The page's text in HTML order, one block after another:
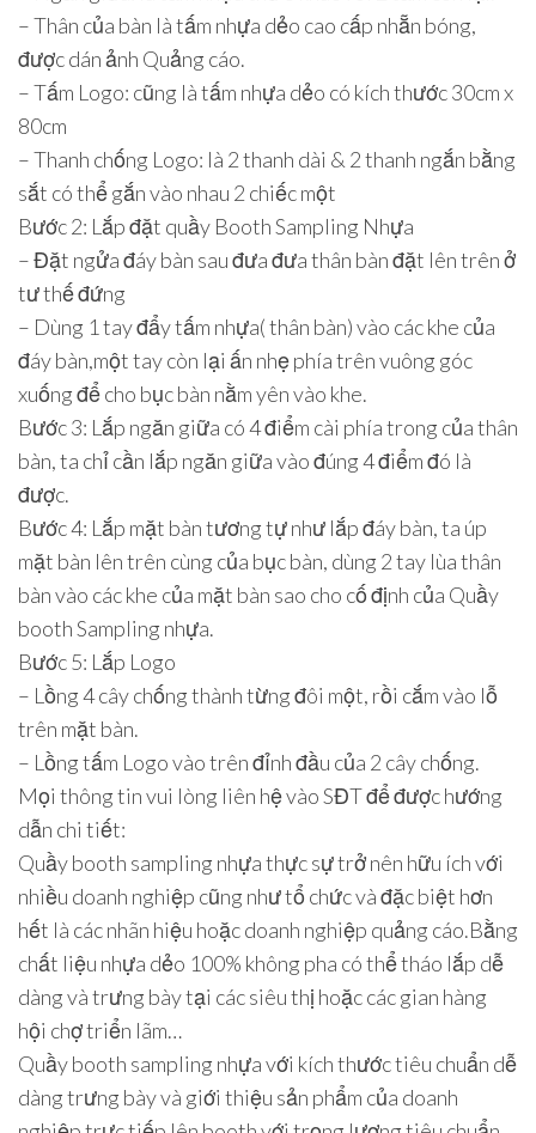
– Thân của bàn là tấm nhựa dẻo cao cấp nhẵn bóng,
được dán ảnh Quảng cáo.
– Tấm Logo: cũng là tấm nhựa dẻo có kích thước 30cm x
80cm
– Thanh chống Logo: là 2 thanh dài & 2 thanh ngắn bằng
sắt có thể gắn vào nhau 2 chiếc một
Bước 2: Lắp đặt quầy Booth Sampling Nhựa
– Đặt ngửa đáy bàn sau đưa đưa thân bàn đặt lên trên ở
tư thế đứng
– Dùng 1 tay đẩy tấm nhựa( thân bàn) vào các khe của
đáy bàn,một tay còn lại ấn nhẹ phía trên vuông góc
xuống để cho bục bàn nằm yên vào khe.
Bước 3: Lắp ngăn giữa có 4 điểm cài phía trong của thân
bàn, ta chỉ cần lắp ngăn giữa vào đúng 4 điểm đó là
được.
Bước 4: Lắp mặt bàn tương tự như lắp đáy bàn, ta úp
mặt bàn lên trên cùng của bục bàn, dùng 2 tay lùa thân
bàn vào các khe của mặt bàn sao cho cố định của Quầy
booth Sampling nhựa.
Bước 5: Lắp Logo
– Lồng 4 cây chống thành từng đôi một, rồi cắm vào lỗ
trên mặt bàn.
– Lồng tấm Logo vào trên đỉnh đầu của 2 cây chống.
Mọi thông tin vui lòng liên hệ vào SĐT để được hướng
dẫn chi tiết:
Quầy booth sampling nhựa thực sự trở nên hữu ích với
nhiều doanh nghiệp cũng như tổ chức và đặc biệt hơn
hết là các nhãn hiệu hoặc doanh nghiệp quảng cáo.Bằng
chất liệu nhựa dẻo 100% không pha có thể tháo lắp dễ
dàng và trưng bày tại các siêu thị hoặc các gian hàng
hội chợ triển lãm…
Quầy booth sampling nhựa với kích thước tiêu chuẩn dễ
dàng trưng bày và giới thiệu sản phẩm của doanh